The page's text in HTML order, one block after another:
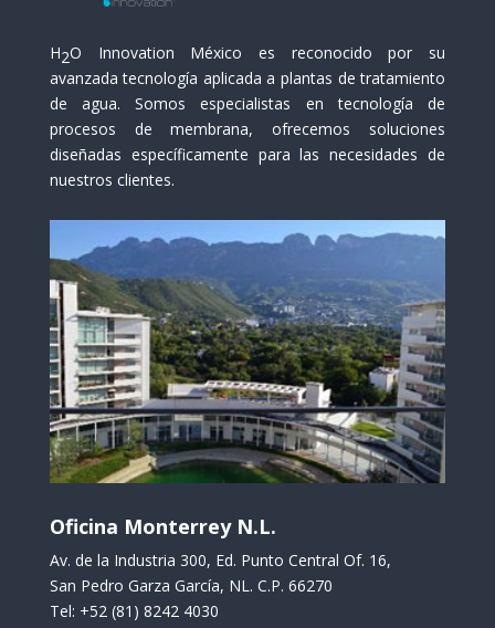
H2O Innovation México es reconocido por su
avanzada tecnología aplicada a plantas de tratamiento
de agua. Somos especialistas en tecnología de
procesos de membrana, ofrecemos soluciones
diseñadas específicamente para las necesidades de
nuestros clientes.
Oficina Monterrey N.L.
Av. de la Industria 300, Ed. Punto Central Of. 16,
San Pedro Garza García, NL. C.P. 66270
Tel: +52 (81) 8242 4030